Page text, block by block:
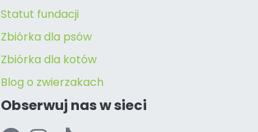
Statut fundacji
Zbiórka dla psów
Zbiórka dla kotów
Blog o zwierzakach
Obserwuj nas w sieci